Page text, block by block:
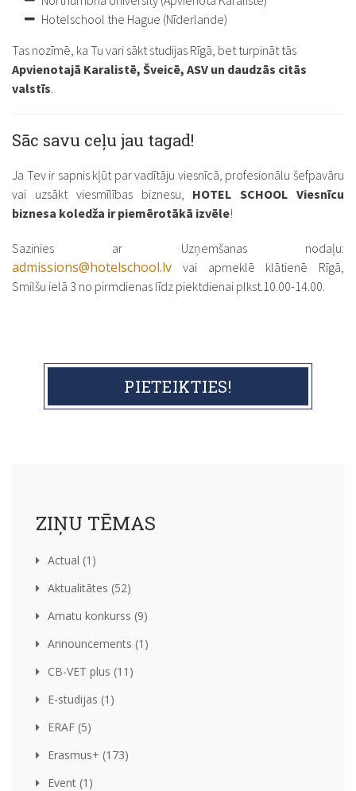
Hotelschool the Hague (Nīderlande)
Tas nozīmē, ka Tu vari sākt studijas Rīgā, bet turpināt tās
Apvienotajā Karalistē, Šveicē, ASV un daudzās citās
valstīs
Sāc savu ceļu jau tagad!
Ja Tev ir sapnis kļūt par vadītāju viesnīcā, profesionālu šefpavāru
vai uzsākt viesmīlības biznesu, HOTEL SCHOOL Viesnīcu
biznesa koledža ir piemērotākā izvēle!
Sazinies ar Uzņemšanas nodaļu:
admissions@hotelschool.lv vai apmeklē klātienē Rīgā,
Smilšu ielā 3 no pirmdienas līdz piektdienai plkst.10.00-14.00.
PIETEIKTIES!
ZIŅU TĒMAS
Actual (1)
Aktualitātes (52)
Amatu konkurss (9)
Announcements (1)
CB-VET plus (11)
E-studijas (1)
ERAF (5)
Erasmus+ (173)
Event (1)